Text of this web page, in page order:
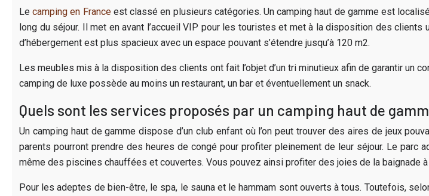
Lecamping en Franceest classé en plusieurs catégories. Un camping haut de gamme est
long du séjour. Il met en avant l’accueil VIP pour les touristes et met à la disposition des
d’hébergement est plus spacieux avec un espace pouvant s’étendre jusqu’à 120 m2.
Les meubles mis à la disposition des clients ont fait l’objet d’un tri minutieux afin de garantir un
camping de luxe possède au moins un restaurant, un bar et éventuellement un snack.
Quels sont les services proposés par un camping haut de
Un camping haut de gamme dispose d’un club enfant où l’on peut trouver des aires de jeux
parents pourront prendre des heures de congé pour profiter pleinement de leur séjour. Le
même des piscines chauffées et couvertes. Vous pouvez ainsi profiter des joies de la baignade
Pour les adeptes de bien-être, le spa, le sauna et le hammam sont ouverts à tous. Toutefois,